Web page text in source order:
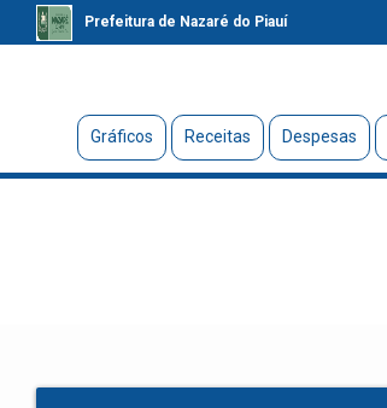
Prefeitura de Nazaré do Piauí
Gráficos Receitas Despesas